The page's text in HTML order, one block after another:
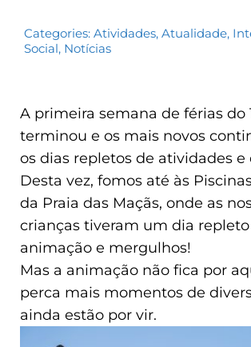
Categories: Atividades, Atualidade,
Social, Notícias
A primeira semana de férias do
terminou e os mais novos
os dias repletos de atividades e
Desta vez, fomos até às
da Praia das Maçãs, onde as
crianças tiveram um dia
animação e mergulhos!
Mas a animação não fica por
perca mais momentos de
ainda estão por vir.